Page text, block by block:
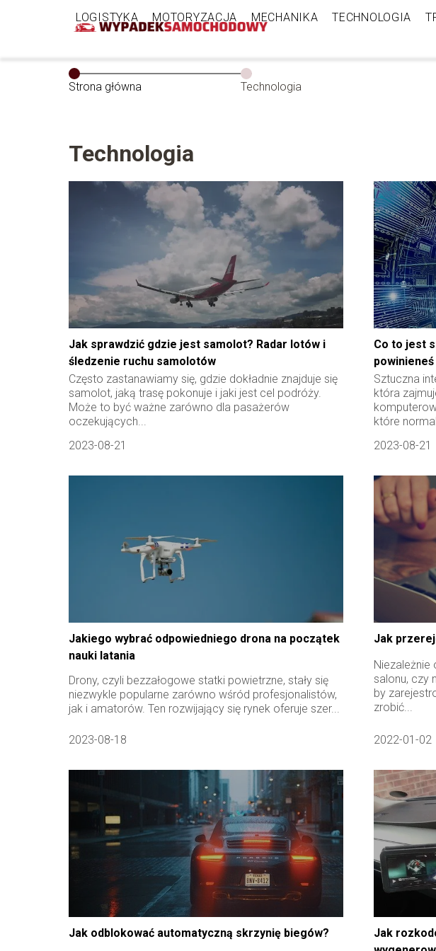
LOGISTYKA MOTORYZACJA MECHANIKA TECHNOLOGIA
Strona główna Technologia
Technologia
Jak sprawdzić gdzie jest samolot? Radar lotów i
śledzenie ruchu samolotów
Często zastanawiamy się, gdzie dokładnie znajduje się
samolot, jaką trasę pokonuje i jaki jest cel podróży.
Może to być ważne zarówno dla pasażerów
oczekujących...
2023-08-21
Co to jest
Sztuczna
która
które
2023-08-21
Jakiego wybrać odpowiedniego drona na początek
nauki latania
Drony, czyli bezzałogowe statki powietrzne, stały się
niezwykle popularne zarówno wśród profesjonalistów,
jak i amatorów. Ten rozwijający się rynek oferuje szer...
2023-08-18
Jak
salonu, czy
by
zrobić...
2022-01-02
Jak odblokować automatyczną skrzynię biegów?
Jak